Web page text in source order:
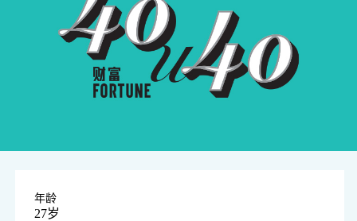
年龄
27岁